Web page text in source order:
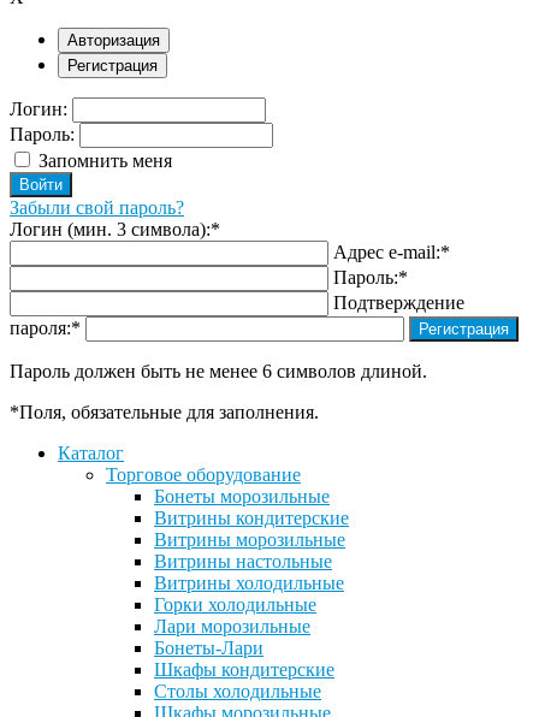
Авторизация
Регистрация
Логин:
Пароль:
Запомнить меня
Забыли свой пароль?
Логин (мин. 3 символа):*
Адрес e-mail:*
Пароль:*
Подтверждение
пароля:*
Пароль должен быть не менее 6 символов длиной.
*Поля, обязательные для заполнения.
Каталог
Торговое оборудование
Бонеты морозильные
Витрины кондитерские
Витрины морозильные
Витрины настольные
Витрины холодильные
Горки холодильные
Лари морозильные
Бонеты-Лари
Шкафы кондитерские
Столы холодильные
Шкафы морозильные